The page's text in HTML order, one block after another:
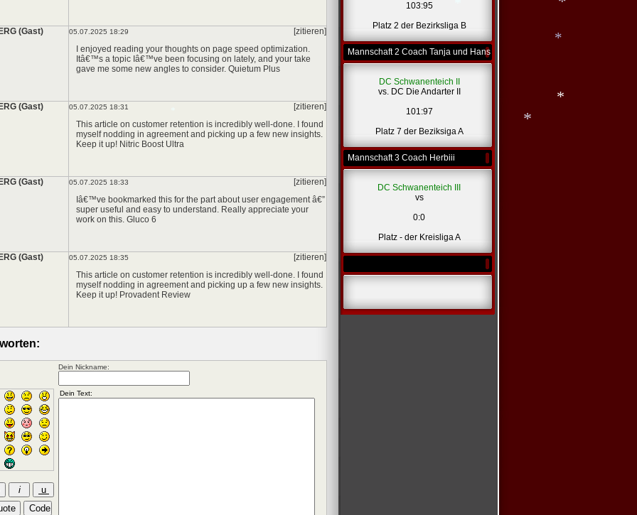
(Gast) 05.07.2025 18:29
[zitieren]
I enjoyed reading your thoughts on page speed optimization.
Itâ€™s a topic Iâ€™ve been focusing on lately, and your take
gave me some new angles to consider. Quietum Plus
(Gast) 05.07.2025 18:31
[zitieren]
This article on customer retention is incredibly well-done. I found
myself nodding in agreement and picking up a few new insights.
Keep it up! Nitric Boost Ultra
(Gast) 05.07.2025 18:33
[zitieren]
Iâ€™ve bookmarked this for the part about user engagement â€”
super useful and easy to understand. Really appreciate your
work on this. Gluco 6
(Gast) 05.07.2025 18:35
[zitieren]
This article on customer retention is incredibly well-done. I found
myself nodding in agreement and picking up a few new insights.
Keep it up! Provadent Review
Dein Nickname:
103:95
Platz 2 der Bezirksliga B
Mannschaft 2 Coach Tanja und Hans
DC Schwanenteich II
vs. DC Die Andarter II
101:97
Platz 7 der Beziksiga A
Mannschaft 3 Coach Herbiii
DC Schwanenteich III
vs
0:0
Platz - der Kreisliga A
*
*
*